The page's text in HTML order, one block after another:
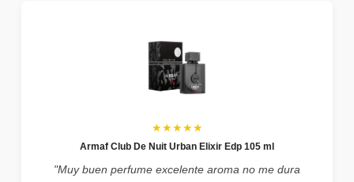
★★★★★
Armaf Club De Nuit Urban Elixir Edp 105 ml
"Muy buen perfume excelente aroma no me dura